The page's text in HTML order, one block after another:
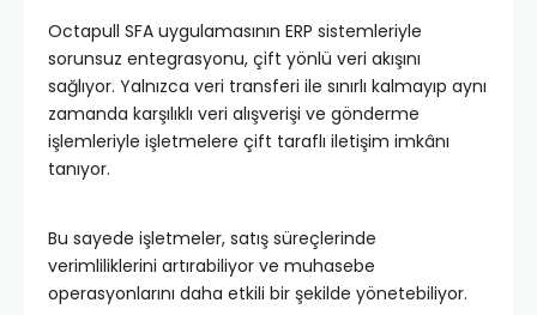
Octapull SFA uygulamasının ERP sistemleriyle
sorunsuz entegrasyonu, çift yönlü veri akışını
sağlıyor. Yalnızca veri transferi ile sınırlı kalmayıp aynı
zamanda karşılıklı veri alışverişi ve gönderme
işlemleriyle işletmelere çift taraflı iletişim imkânı
tanıyor.
Bu sayede işletmeler, satış süreçlerinde
verimliliklerini artırabiliyor ve muhasebe
operasyonlarını daha etkili bir şekilde yönetebiliyor.